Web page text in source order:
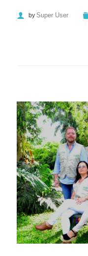
by Super User